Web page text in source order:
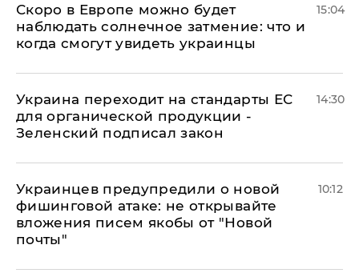
Скоро в Европе можно будет
наблюдать солнечное затмение: что и
когда смогут увидеть украинцы
15:04
Украина переходит на стандарты ЕС
для органической продукции -
Зеленский подписал закон
14:30
Украинцев предупредили о новой
фишинговой атаке: не открывайте
вложения писем якобы от "Новой
почты"
10:12